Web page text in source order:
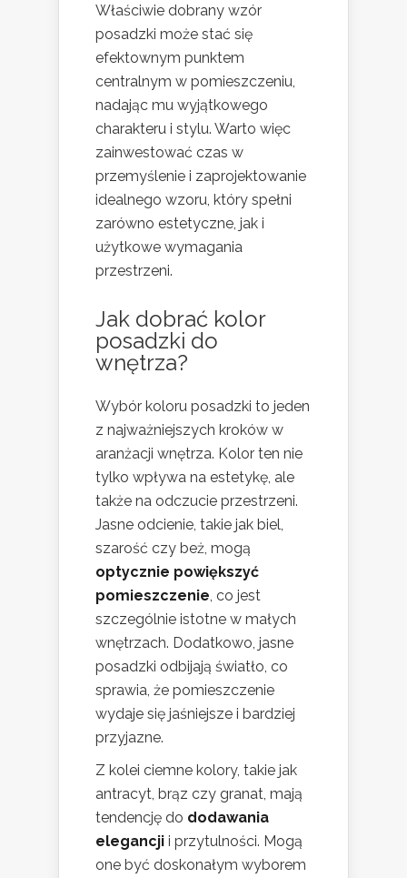
Właściwie dobrany wzór
posadzki może stać się
efektownym punktem
centralnym w pomieszczeniu,
nadając mu wyjątkowego
charakteru i stylu. Warto więc
zainwestować czas w
przemyślenie i zaprojektowanie
idealnego wzoru, który spełni
zarówno estetyczne, jak i
użytkowe wymagania
przestrzeni.
Jak dobrać kolor
posadzki do
wnętrza?
Wybór koloru posadzki to jeden
z najważniejszych kroków w
aranżacji wnętrza. Kolor ten nie
tylko wpływa na estetykę, ale
także na odczucie przestrzeni.
Jasne odcienie, takie jak biel,
szarość czy beż, mogą
optycznie powiększyć
pomieszczenie, co jest
szczególnie istotne w małych
wnętrzach. Dodatkowo, jasne
posadzki odbijają światło, co
sprawia, że pomieszczenie
wydaje się jaśniejsze i bardziej
przyjazne.
Z kolei ciemne kolory, takie jak
antracyt, brąz czy granat, mają
tendencję do dodawania
elegancji i przytulności. Mogą
one być doskonałym wyborem